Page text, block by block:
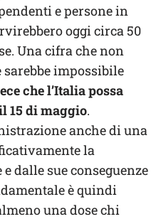
e persone in
oggi circa 50
Una cifra che non
sarebbe impossibile
che l’Italia possa
15 di maggio.
anche di una
la
dalle sue conseguenze
è quindi
una dose chi